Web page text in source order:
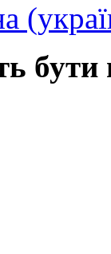
бути